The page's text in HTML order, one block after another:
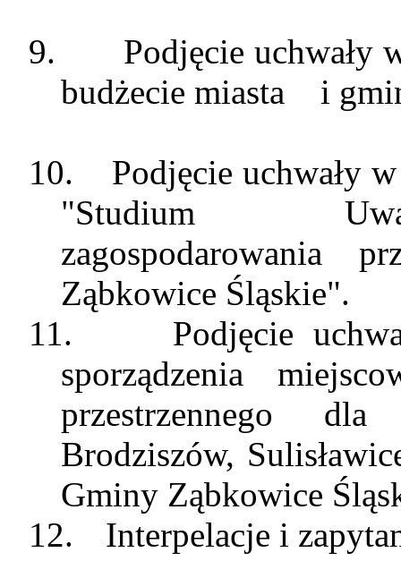
9.
Podjęcie uchwały
budżecie miasta i
10.
Podjęcie uchwały
"Studium
zagospodarowania
Ząbkowice Śląskie".
11.
Podjęcie
sporządzenia
przestrzennego
Brodziszów,
Gminy Ząbkowice
12.
Interpelacje i